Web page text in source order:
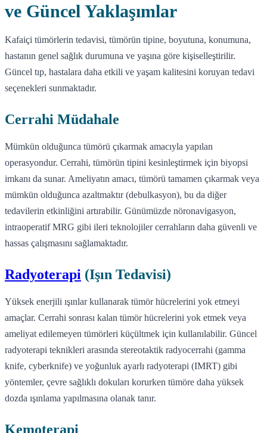
ve Güncel Yaklaşımlar
Kafaiçi tümörlerin tedavisi, tümörün tipine, boyutuna, konumuna,
hastanın genel sağlık durumuna ve yaşına göre kişiselleştirilir.
Güncel tıp, hastalara daha etkili ve yaşam kalitesini koruyan tedavi
seçenekleri sunmaktadır.
Cerrahi Müdahale
Mümkün olduğunca tümörü çıkarmak amacıyla yapılan
operasyondur. Cerrahi, tümörün tipini kesinleştirmek için biyopsi
imkanı da sunar. Ameliyatın amacı, tümörü tamamen çıkarmak veya
mümkün olduğunca azaltmaktır (debulkasyon), bu da diğer
tedavilerin etkinliğini artırabilir. Günümüzde nöronavigasyon,
intraoperatif MRG gibi ileri teknolojiler cerrahların daha güvenli ve
hassas çalışmasını sağlamaktadır.
Radyoterapi (Işın Tedavisi)
Yüksek enerjili ışınlar kullanarak tümör hücrelerini yok etmeyi
amaçlar. Cerrahi sonrası kalan tümör hücrelerini yok etmek veya
ameliyat edilemeyen tümörleri küçültmek için kullanılabilir. Güncel
radyoterapi teknikleri arasında stereotaktik radyocerrahi (gamma
knife, cyberknife) ve yoğunluk ayarlı radyoterapi (IMRT) gibi
yöntemler, çevre sağlıklı dokuları korurken tümöre daha yüksek
dozda ışınlama yapılmasına olanak tanır.
Kemoterapi